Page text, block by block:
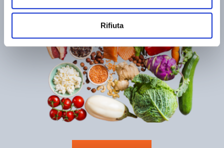
Rifiuta